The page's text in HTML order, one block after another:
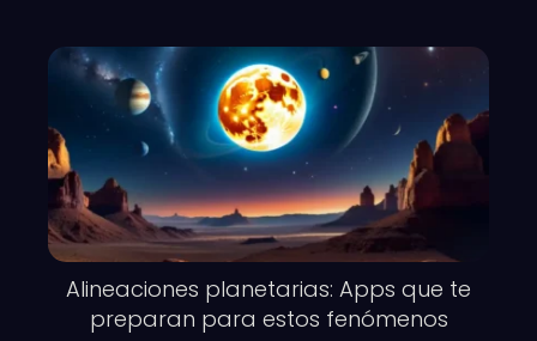
Alineaciones planetarias: Apps que te
preparan para estos fenómenos